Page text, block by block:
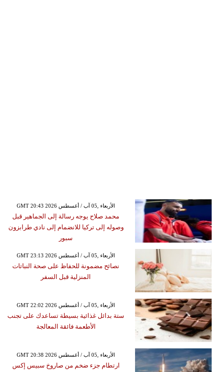
GMT 20:43 2026 الأربعاء ,05 آب / أغسطس
محمد صلاح يوجه رسالة إلى الجماهير قبل
وصوله إلى تركيا للانضمام إلى نادي طرابزون
سبور
GMT 23:13 2026 الأربعاء ,05 آب / أغسطس
نصائح مضمونة للحفاظ على صحة النباتات
المنزلية قبل السفر
GMT 22:02 2026 الأربعاء ,05 آب / أغسطس
ستة بدائل غذائية بسيطة تساعدك على تجنب
الأطعمة فائقة المعالجة
GMT 20:38 2026 الأربعاء ,05 آب / أغسطس
ارتطام جزء ضخم من صاروخ سبيس إكس